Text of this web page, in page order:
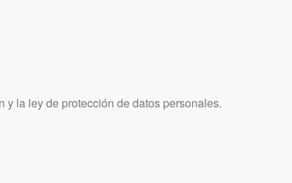
y la ley de protección de datos personales.